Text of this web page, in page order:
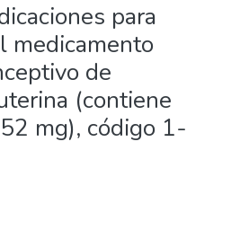
para
medicamento
de
(contiene
mg), código 1-